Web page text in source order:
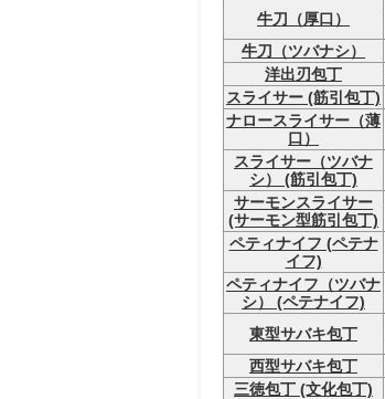
牛刀（厚口）
牛刀（ツバナシ）
洋出刃包丁
スライサー (筋引包丁)
ナロースライサー（薄
口）
スライサー（ツバナ
シ） (筋引包丁)
サーモンスライサー
(サーモン型筋引包丁)
ペティナイフ (ペテナ
イフ)
ペティナイフ（ツバナ
シ） (ペテナイフ)
東型サバキ包丁
西型サバキ包丁
三徳包丁 (文化包丁)